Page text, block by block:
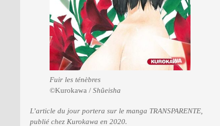
Fuir les ténèbres
©Kurokawa / Shûeisha
L’article du jour portera sur le manga TRANSPARENTE,
publié chez Kurokawa en 2020.